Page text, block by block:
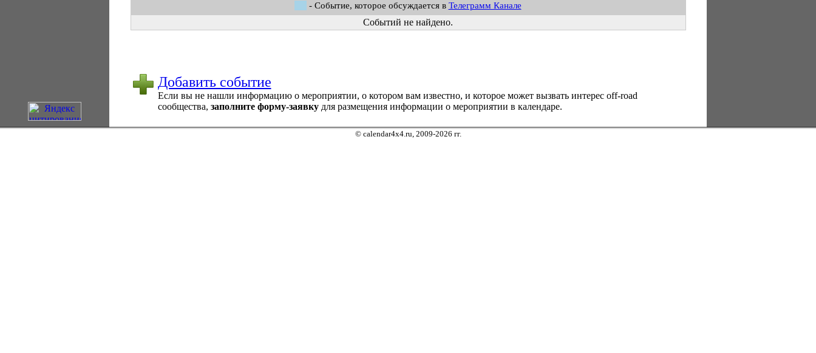
- Событие, которое обсуждается в Телеграмм Канале
Событий не найдено.
Добавить событие
Если вы не нашли информацию о мероприятии, о котором вам известно, и которое может вызвать интерес оff-road
сообщества, заполните форму-заявкудля размещения информации о мероприятии в календаре.
© calendar4x4.ru, 2009-2026 гг.